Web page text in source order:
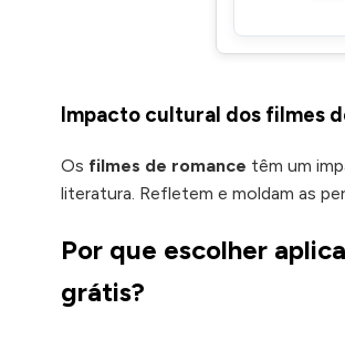
Impacto cultural dos filmes
Os filmes de romance têm um
literatura. Refletem e moldam as
Por que escolher
grátis?